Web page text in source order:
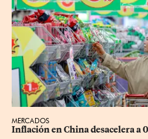
MERCADOS
Inflación en China desacelera a